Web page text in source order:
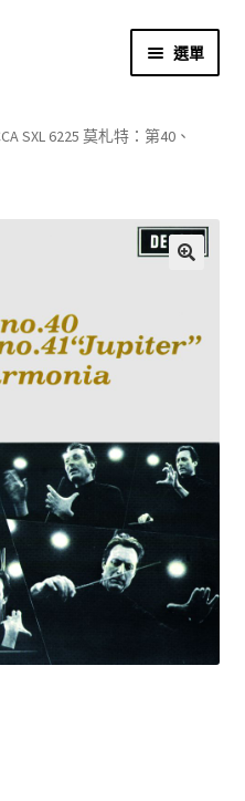
選單
SXL 6225 莫札特：第40、